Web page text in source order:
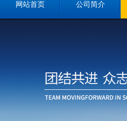
网站首页 公司简介